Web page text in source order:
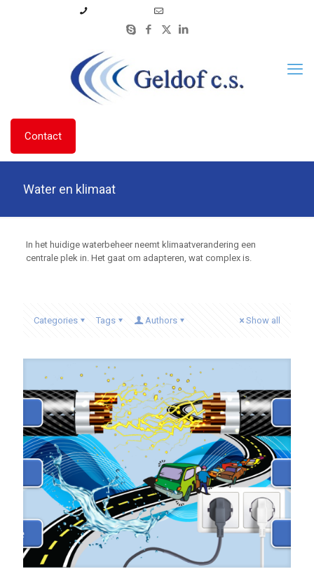
Contact
Water en klimaat
In het huidige waterbeheer neemt klimaatverandering een
centrale plek in. Het gaat om adapteren, wat complex is.
Categories Tags Authors Show all